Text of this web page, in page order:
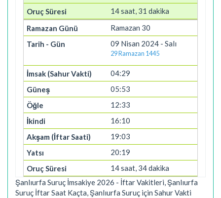
14 saat, 31 dakika
Ramazan 30
09 Nisan 2024 - Salı
29 Ramazan 1445
04:29
05:53
12:33
16:10
19:03
20:19
14 saat, 34 dakika
Şanlıurfa Suruç İmsakiye 2026 - İftar Vakitleri, Şanlıurfa
Suruç İftar Saat Kaçta, Şanlıurfa Suruç için Sahur Vakti